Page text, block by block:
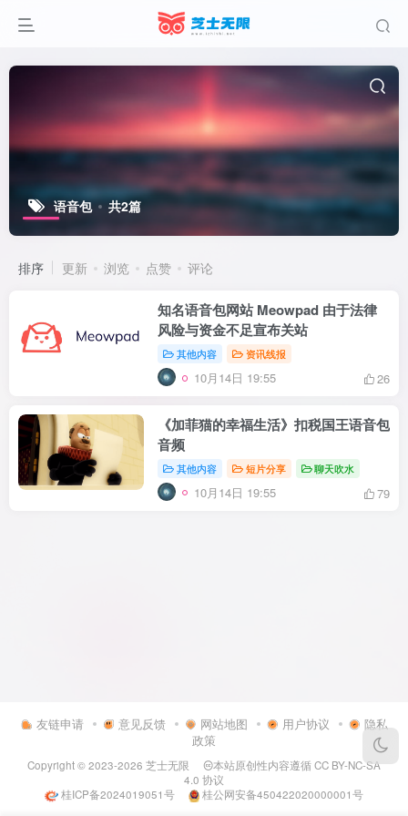
语音包 共2篇
排序 更新 浏览 点赞 评论
知名语音包网站 Meowpad 由于法律
风险与资金不足宣布关站
其他内容 资讯线报
10月14日 19:55 26
《加菲猫的幸福生活》扣税国王语音包
音频
其他内容 短片分享 聊天吹水
10月14日 19:55 79
友链申请 意见反馈 网站地图 用户协议
隐私
政策
Copyright © 2023-2026 芝士无限 本站原创性内容遵循CC BY-NC-SA
4.0 协议
桂ICP备2024019051号
桂公网安备450422020000001号